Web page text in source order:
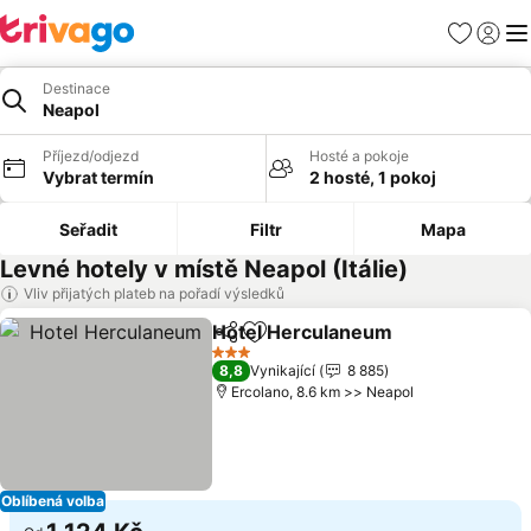
Oblíbené
Destinace
Neapol
Příjezd/odjezd
Vybrat termín
Hosté a pokoje
2 hosté, 1 pokoj
Seřadit Filtr Mapa
Levné hotely v místě Neapol (Itálie)
Vliv přijatých plateb na pořadí výsledků
Oblíbená volba
SdíletPřidat na seznam oblíbených
Hotel Herculaneum
3 Počet hvězdiček
8,8 Vynikající
8 885
Ercolano, 8.6 km >> Neapol